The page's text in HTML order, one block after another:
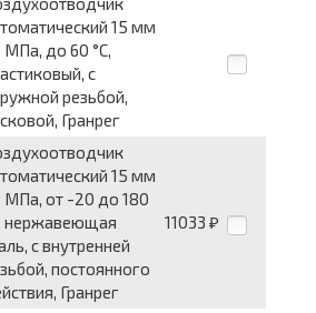
15 мм
МПа, до 60 °C,
с
резьбой,
Гранрег
15 мм
МПа, от -20 до 180
нержавеющая
с внутренней
постоянного
Гранрег
11033 ₽